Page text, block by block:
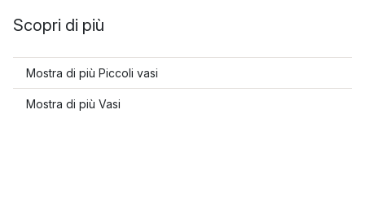
Scopri di più
Mostra di più Piccoli vasi
Mostra di più Vasi